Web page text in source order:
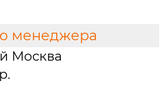
менеджера
Москва